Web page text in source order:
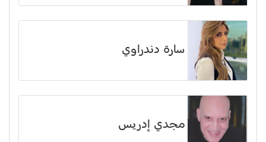
سارة دندراوي
مجدي إدريس